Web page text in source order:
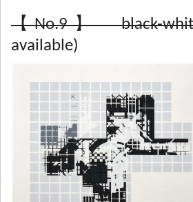
【No.9】 black-
available)